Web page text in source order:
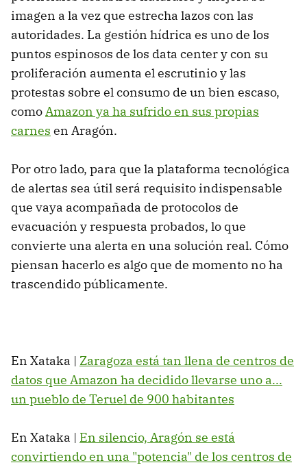
imagen a la vez que estrecha lazos con las
autoridades. La gestión hídrica es uno de los
puntos espinosos de los data center y con su
proliferación aumenta el escrutinio y las
protestas sobre el consumo de un bien escaso,
comoAmazon ya ha sufrido en sus propias
carnes en Aragón.
Por otro lado, para que la plataforma tecnológica
de alertas sea útil será requisito indispensable
que vaya acompañada de protocolos de
evacuación y respuesta probados, lo que
convierte una alerta en una solución real. Cómo
piensan hacerlo es algo que de momento no ha
trascendido públicamente.
En Xataka | Zaragoza está tan llena de centros de
datos que Amazon ha decidido llevarse uno a...
un pueblo de Teruel de 900 habitantes
En Xataka | En silencio, Aragón se está
convirtiendo en una "potencia" de los centros de